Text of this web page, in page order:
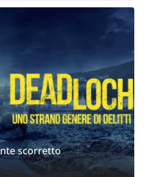
scorretto